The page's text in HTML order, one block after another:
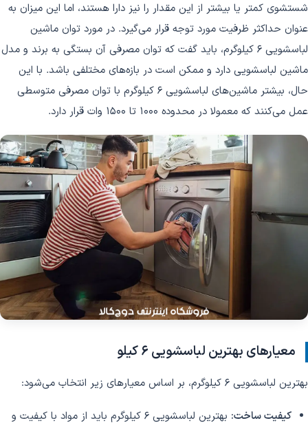
شستشوی کمتر یا بیشتر از این مقدار را نیز دارا هستند، اما این میزان به
عنوان حداکثر ظرفیت مورد توجه قرار می‌گیرد. در مورد توان ماشین
لباسشویی 6 کیلوگرم، باید گفت که توان مصرفی آن بستگی به برند و مدل
ماشین لباسشویی دارد و ممکن است در بازه‌های مختلفی باشد. با این
حال، بیشتر ماشین‌های لباسشویی 6 کیلوگرم با توان مصرفی متوسطی
عمل می‌کنند که معمولا در محدوده 1000 تا 1500 وات قرار دارد.
معیارهای بهترین لباسشویی 6 کیلو
بهترین لباسشویی 6 کیلوگرم، بر اساس معیارهای زیر انتخاب می‌شود:
کیفیت ساخت:
بهترین لباسشویی 6 کیلوگرم باید از مواد با کیفیت و